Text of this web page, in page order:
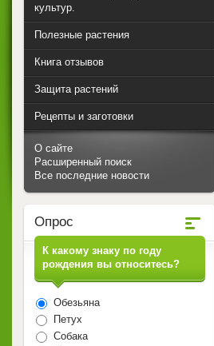
культур.
Полезные растения
Книга отзывов
Защита растений
Рецепты и заготовки
О сайте
Расширенный поиск
Все последние новости
Опрос
К какому знаку по году
рождения вы относитесь?
Обезьяна
Петух
Собака